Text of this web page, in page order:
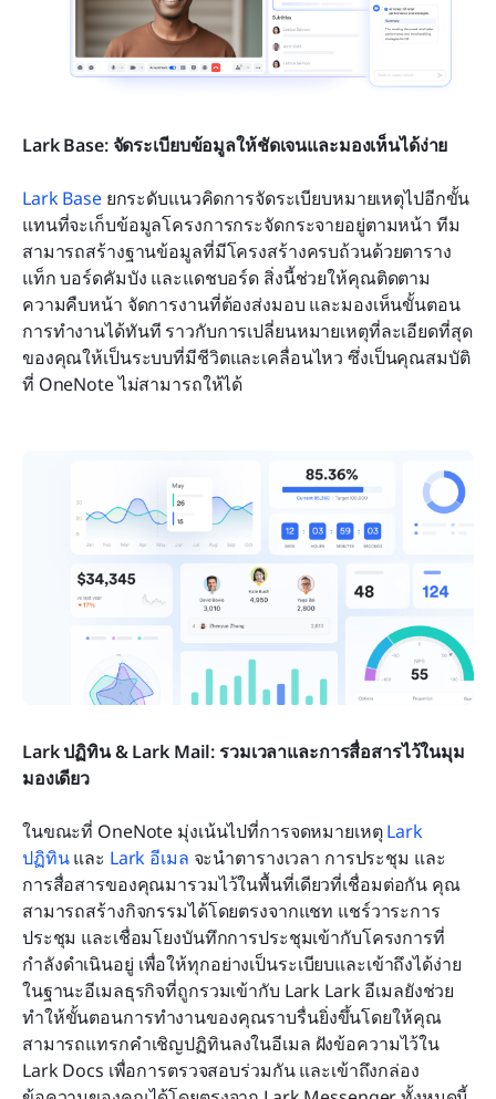
Lark Base: จัดระเบียบข้อมูลให้ชัดเจนและมองเห็นได้ง่าย
Lark Base ยกระดับแนวคิดการจัดระเบียบหมายเหตุไปอีกขั้น
แทนที่จะเก็บข้อมูลโครงการกระจัดกระจายอยู่ตามหน้า ทีม
สามารถสร้างฐานข้อมูลที่มีโครงสร้างครบถ้วนด้วยตาราง
แท็ก บอร์ดคัมบัง และแดชบอร์ด สิ่งนี้ช่วยให้คุณติดตาม
ความคืบหน้า จัดการงานที่ต้องส่งมอบ และมองเห็นขั้นตอน
การทำงานได้ทันที ราวกับการเปลี่ยนหมายเหตุที่ละเอียดที่สุด
ของคุณให้เป็นระบบที่มีชีวิตและเคลื่อนไหว ซึ่งเป็นคุณสมบัติ
ที่ OneNote ไม่สามารถให้ได้
Lark ปฏิทิน & Lark Mail: รวมเวลาและการสื่อสารไว้ในมุม
มองเดียว
ในขณะที่ OneNote มุ่งเน้นไปที่การจดหมายเหตุ Lark
ปฏิทิน และ Lark อีเมล จะนำตารางเวลา การประชุม และ
การสื่อสารของคุณมารวมไว้ในพื้นที่เดียวที่เชื่อมต่อกัน คุณ
สามารถสร้างกิจกรรมได้โดยตรงจากแชท แชร์วาระการ
ประชุม และเชื่อมโยงบันทึกการประชุมเข้ากับโครงการที่
กำลังดำเนินอยู่ เพื่อให้ทุกอย่างเป็นระเบียบและเข้าถึงได้ง่าย
ในฐานะอีเมลธุรกิจที่ถูกรวมเข้ากับ Lark Lark อีเมลยังช่วย
ทำให้ขั้นตอนการทำงานของคุณราบรื่นยิ่งขึ้นโดยให้คุณ
สามารถแทรกคำเชิญปฏิทินลงในอีเมล ฝังข้อความไว้ใน
Lark Docs เพื่อการตรวจสอบร่วมกัน และเข้าถึงกล่อง